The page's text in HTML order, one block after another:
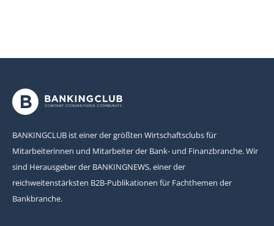
BANKINGCLUB ist einer der größten Wirtschaftsclubs für
Mitarbeiterinnen und Mitarbeiter der Bank- und Finanzbranche. Wir
sind Herausgeber der BANKINGNEWS, einer der
reichweitenstärksten B2B-Publikationen für Fachthemen der
Bankbranche.